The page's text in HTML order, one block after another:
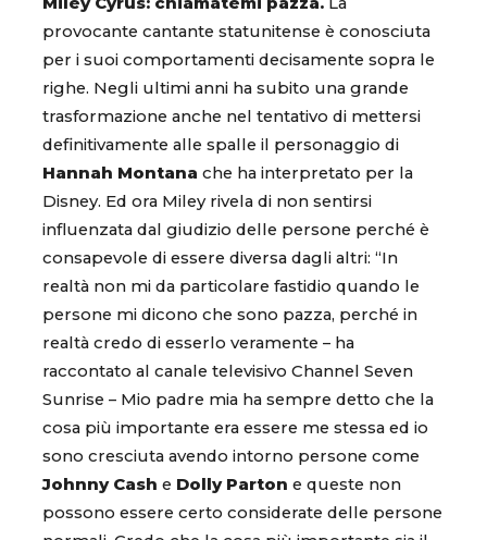
provocante cantante statunitense è conosciuta
per i suoi comportamenti decisamente sopra le
righe. Negli ultimi anni ha subito una grande
trasformazione anche nel tentativo di mettersi
definitivamente alle spalle il personaggio di
Hannah Montana che ha interpretato per la
Disney. Ed ora Miley rivela di non sentirsi
influenzata dal giudizio delle persone perché è
consapevole di essere diversa dagli altri: “In
realtà non mi da particolare fastidio quando le
persone mi dicono che sono pazza, perché in
realtà credo di esserlo veramente – ha
raccontato al canale televisivo Channel Seven
Sunrise – Mio padre mia ha sempre detto che la
cosa più importante era essere me stessa ed io
sono cresciuta avendo intorno persone come
Johnny Cash e Dolly Parton e queste non
possono essere certo considerate delle persone